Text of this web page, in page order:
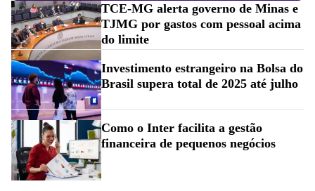
TCE-MG alerta governo de Minas e
TJMG por gastos com pessoal acima
do limite
Investimento estrangeiro na Bolsa do
Brasil supera total de 2025 até julho
Como o Inter facilita a gestão
financeira de pequenos negócios